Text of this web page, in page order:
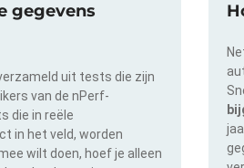
gegevens
uit tests die zijn
van de nPerf-
die in reële
in het veld, worden
wilt doen, hoef je alleen